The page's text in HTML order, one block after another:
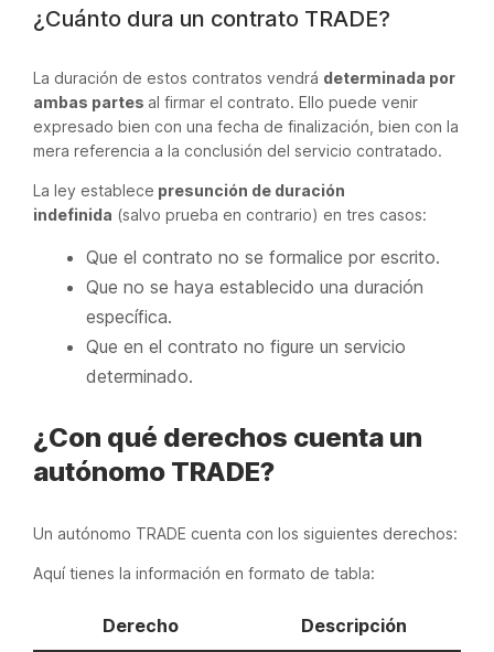
¿Cuánto dura un contrato TRADE?
La duración de estos contratos vendrá determinada por
ambas partes al firmar el contrato. Ello puede venir
expresado bien con una fecha de finalización, bien con la
mera referencia a la conclusión del servicio contratado.
La ley establece presunción de duración
indefinida (salvo prueba en contrario) en tres casos:
Que el contrato no se formalice por escrito.
Que no se haya establecido una duración
específica.
Que en el contrato no figure un servicio
determinado.
¿Con qué derechos cuenta un
autónomo TRADE?
Un autónomo TRADE cuenta con los siguientes derechos:
Aquí tienes la información en formato de tabla:
Derecho Descripción